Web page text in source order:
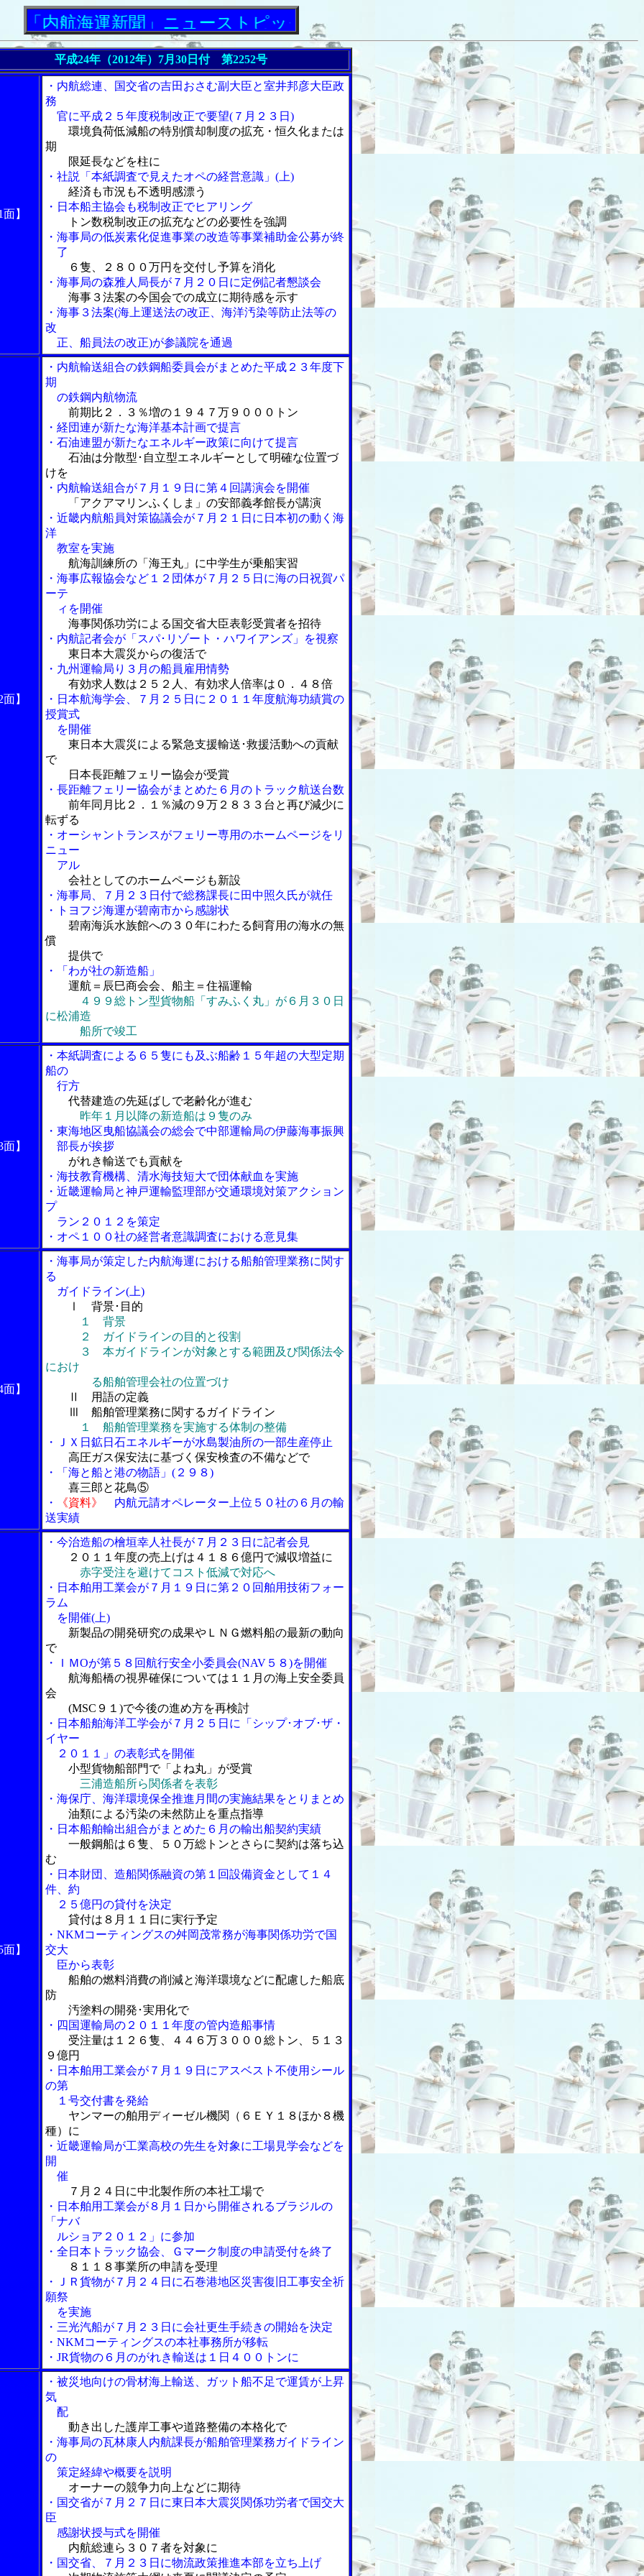
海運新聞」ニューストピックス
平成24年（2012年）7月30日付 第2252号
】
・内航総連、国交省の吉田おさむ副大臣と室井邦彦大臣政
務
官に平成２５年度税制改正で要望(７月２３日)
環境負荷低減船の特別償却制度の拡充・恒久化または
期
限延長などを柱に
・社説「本紙調査で見えたオペの経営意識」(上)
経済も市況も不透明感漂う
・日本船主協会も税制改正でヒアリング
トン数税制改正の拡充などの必要性を強調
・海事局の低炭素化促進事業の改造等事業補助金公募が終
了
６隻、２８００万円を交付し予算を消化
・海事局の森雅人局長が７月２０日に定例記者懇談会
海事３法案の今国会での成立に期待感を示す
・海事３法案(海上運送法の改正、海洋汚染等防止法等の
改
正、船員法の改正)が参議院を通過
】
・内航輸送組合の鉄鋼船委員会がまとめた平成２３年度下
期
の鉄鋼内航物流
前期比２．３％増の１９４７万９０００トン
・経団連が新たな海洋基本計画で提言
・石油連盟が新たなエネルギー政策に向けて提言
石油は分散型･自立型エネルギーとして明確な位置づ
けを
・内航輸送組合が７月１９日に第４回講演会を開催
「アクアマリンふくしま」の安部義孝館長が講演
・近畿内航船員対策協議会が７月２１日に日本初の動く海
洋
教室を実施
航海訓練所の「海王丸」に中学生が乗船実習
・海事広報協会など１２団体が７月２５日に海の日祝賀パ
ーテ
ィを開催
海事関係功労による国交省大臣表彰受賞者を招待
・内航記者会が「スパ･リゾート・ハワイアンズ」を視察
東日本大震災からの復活で
・九州運輸局り３月の船員雇用情勢
有効求人数は２５２人、有効求人倍率は０．４８倍
・日本航海学会、７月２５日に２０１１年度航海功績賞の
授賞式
を開催
東日本大震災による緊急支援輸送･救援活動への貢献
で
日本長距離フェリー協会が受賞
・長距離フェリー協会がまとめた６月のトラック航送台数
前年同月比２．１％減の９万２８３３台と再び減少に
転ずる
・オーシャントランスがフェリー専用のホームページをリ
ニュー
アル
会社としてのホームページも新設
・海事局、７月２３日付で総務課長に田中照久氏が就任
・トヨフジ海運が碧南市から感謝状
碧南海浜水族館への３０年にわたる飼育用の海水の無
償
提供で
・「わが社の新造船」
運航＝辰巳商会会、船主＝住福運輸
４９９総トン型貨物船「すみふく丸」が６月３０日
に松浦造
船所で竣工
】
・本紙調査による６５隻にも及ぶ船齢１５年超の大型定期
船の
行方
代替建造の先延ばしで老齢化が進む
昨年１月以降の新造船は９隻のみ
・東海地区曳船協議会の総会で中部運輸局の伊藤海事振興
部長が挨拶
がれき輸送でも貢献を
・海技教育機構、清水海技短大で団体献血を実施
・近畿運輸局と神戸運輸監理部が交通環境対策アクション
プ
ラン２０１２を策定
・オペ１００社の経営者意識調査における意見集
】
・海事局が策定した内航海運における船舶管理業務に関す
る
ガイドライン(上)
Ⅰ 背景･目的
１ 背景
２ ガイドラインの目的と役割
３ 本ガイドラインが対象とする範囲及び関係法令
におけ
る船舶管理会社の位置づけ
Ⅱ 用語の定義
Ⅲ 船舶管理業務に関するガイドライン
１ 船舶管理業務を実施する体制の整備
・ＪＸ日鉱日石エネルギーが水島製油所の一部生産停止
高圧ガス保安法に基づく保安検査の不備などで
・「海と船と港の物語」(２９８)
喜三郎と花鳥⑤
・
《資料》
内航元請オペレーター上位５０社の６月の輸
送実績
】
・今治造船の檜垣幸人社長が７月２３日に記者会見
２０１１年度の売上げは４１８６億円で減収増益に
赤字受注を避けてコスト低減で対応へ
・日本舶用工業会が７月１９日に第２０回舶用技術フォー
ラム
を開催(上)
新製品の開発研究の成果やＬＮＧ燃料船の最新の動向
で
・ＩＭOが第５８回航行安全小委員会(NAV５８)を開催
航海船橋の視界確保については１１月の海上安全委員
会
(MSC９１)で今後の進め方を再検討
・日本船舶海洋工学会が７月２５日に「シップ･オブ･ザ・
イヤー
２０１１」の表彰式を開催
小型貨物船部門で「よね丸」が受賞
三浦造船所ら関係者を表彰
・海保庁、海洋環境保全推進月間の実施結果をとりまとめ
油類による汚染の未然防止を重点指導
・日本船舶輸出組合がまとめた６月の輸出船契約実績
一般鋼船は６隻、５０万総トンとさらに契約は落ち込
む
・日本財団、造船関係融資の第１回設備資金として１４
件、約
２５億円の貸付を決定
貸付は８月１１日に実行予定
・NKMコーティングスの舛岡茂常務が海事関係功労で国
交大
臣から表彰
船舶の燃料消費の削減と海洋環境などに配慮した船底
防
汚塗料の開発･実用化で
・四国運輸局の２０１１年度の管内造船事情
受注量は１２６隻、４４６万３０００総トン、５１３
９億円
・日本舶用工業会が７月１９日にアスベスト不使用シール
の第
１号交付書を発給
ヤンマーの舶用ディーゼル機関（６ＥＹ１８ほか８機
種）に
・近畿運輸局が工業高校の先生を対象に工場見学会などを
開
催
７月２４日に中北製作所の本社工場で
・日本舶用工業会が８月１日から開催されるブラジルの
「ナバ
ルショア２０１２」に参加
・全日本トラック協会、Ｇマーク制度の申請受付を終了
８１１８事業所の申請を受理
・ＪＲ貨物が７月２４日に石巻港地区災害復旧工事安全祈
願祭
を実施
・三光汽船が７月２３日に会社更生手続きの開始を決定
・NKMコーティングスの本社事務所が移転
・JR貨物の６月のがれき輸送は１日４００トンに
・被災地向けの骨材海上輸送、ガット船不足で運賃が上昇
気
配
動き出した護岸工事や道路整備の本格化で
・海事局の瓦林康人内航課長が船舶管理業務ガイドライン
の
策定経緯や概要を説明
オーナーの競争力向上などに期待
・国交省が７月２７日に東日本大震災関係功労者で国交大
臣
感謝状授与式を開催
内航総連ら３０７者を対象に
・国交省、７月２３日に物流政策推進本部を立ち上げ